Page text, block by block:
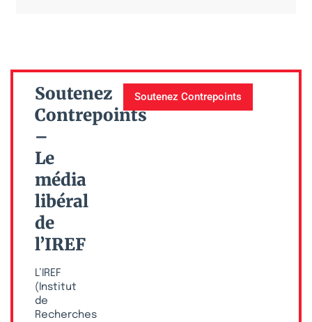
Soutenez
Contrepoints
–
Le
média
libéral
de
l’IREF
L’IREF
(Institut
de
Recherches
Soutenez Contrepoints